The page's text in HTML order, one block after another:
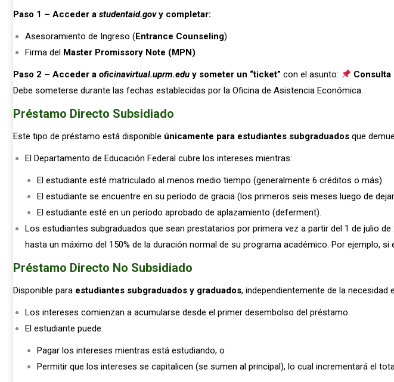
Paso 1 – Acceder a studentaid.govy completar:
Asesoramiento de Ingreso (Entrance Counseling)
Firma del Master Promissory Note (MPN)
Paso 2 – Acceder a oficinavirtual.uprm.edu y someter un “ticket” con el asunto:
Consulta
Debe someterse durante las fechas establecidas por la Oficina de Asistencia Económica.
Préstamo Directo Subsidiado
Este tipo de préstamo está disponible únicamente para estudiantes subgraduados que
El Departamento de Educación Federal cubre los intereses mientras:
El estudiante esté matriculado al menos medio tiempo (generalmente 6 créditos o más).
El estudiante se encuentre en su período de gracia (los primeros seis meses luego de
El estudiante esté en un período aprobado de aplazamiento (deferment).
Los estudiantes subgraduados que sean prestatarios por primera vez a partir del 1 de julio
hasta un máximo del 150% de la duración normal de su programa académico. Por ejemplo,
Préstamo Directo No Subsidiado
Disponible para estudiantes subgraduados y graduados, independientemente de la necesidad
Los intereses comienzan a acumularse desde el primer desembolso del préstamo.
El estudiante puede:
Pagar los intereses mientras está estudiando, o
Permitir que los intereses se capitalicen (se sumen al principal), lo cual incrementará el